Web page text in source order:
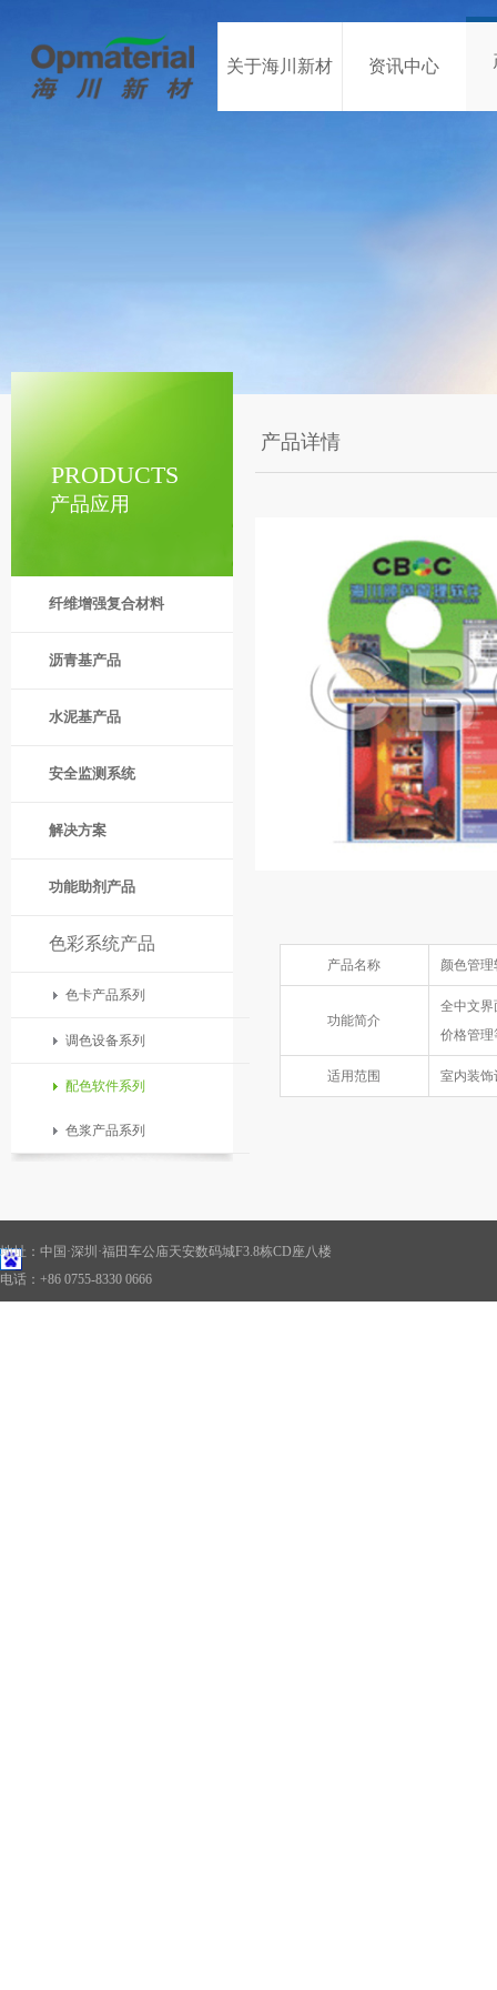
关于海川新材 资讯中心
产品应用
PRODUCTS
纤维增强复合材料
沥青基产品
水泥基产品
安全监测系统
解决方案
功能助剂产品
色彩系统产品
色卡产品系列
调色设备系列
配色软件系列
色浆产品系列
产品详情
产品名称 颜色管理
功能简介
全中文界
价格管理
适用范围 室内装饰
地址：中国·深圳·福田车公庙天安数码城F3.8栋CD座八楼
电话：+86 0755-8330 0666